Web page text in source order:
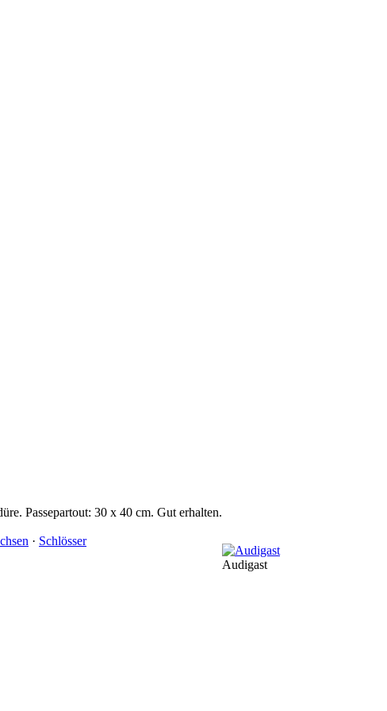
Passepartout: 30 x 40 cm. Gut erhalten.
· Schlösser
Audigast